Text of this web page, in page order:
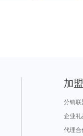
加
分销联
企业礼
代理合